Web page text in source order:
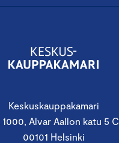
Keskuskauppakamari
1000, Alvar Aallon katu 5 C
00101 Helsinki